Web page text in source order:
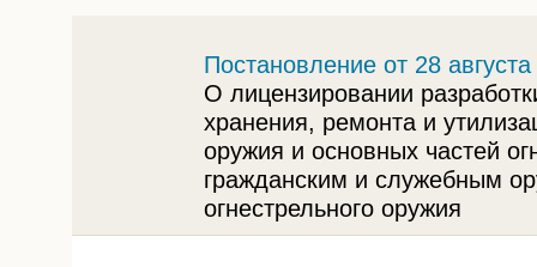
Постановление от 28
О лицензировании
хранения, ремонта и
оружия и основных частей
гражданским и служебным
огнестрельного оружия